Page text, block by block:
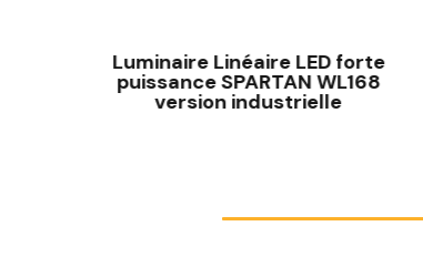
Luminaire Linéaire LED forte
puissance SPARTAN WL168
version industrielle